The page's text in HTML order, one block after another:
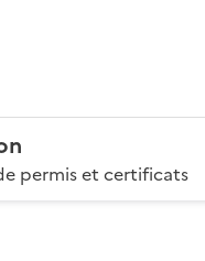
permis et certificats